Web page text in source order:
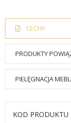
CECHY
PRODUKTY
PIELĘGNACJA MEBLI
KOD PRODUKTU